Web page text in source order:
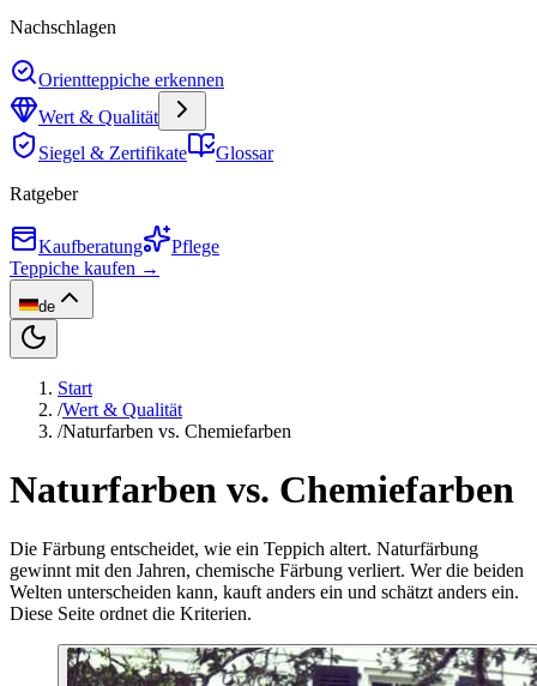
Nachschlagen
Orientteppiche erkennen
Wert & Qualität
Siegel & Zertifikate
Glossar
Ratgeber
Kaufberatung
Pflege
Teppiche kaufen →
de
Start
/Wert & Qualität
/Naturfarben vs. Chemiefarben
Naturfarben vs. Chemiefarben
Die Färbung entscheidet, wie ein Teppich altert. Naturfärbung
gewinnt mit den Jahren, chemische Färbung verliert. Wer die beiden
Welten unterscheiden kann, kauft anders ein und schätzt anders ein.
Diese Seite ordnet die Kriterien.